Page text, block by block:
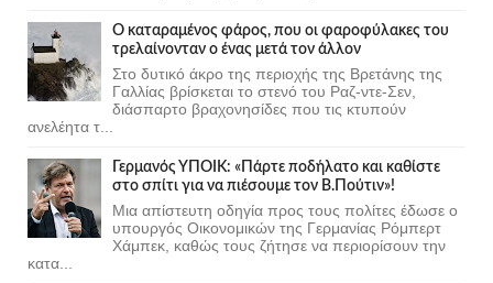
Ο καταραμένος φάρος, που οι φαροφύλακες του
τρελαίνονταν ο ένας μετά τον άλλον
Στο δυτικό άκρο της περιοχής της Βρετάνης της
Γαλλίας βρίσκεται το στενό του Ραζ-ντε-Σεν,
διάσπαρτο βραχονησίδες που τις κτυπούν
ανελέητα τ...
Γερμανός ΥΠΟΙΚ: «Πάρτε ποδήλατο και καθίστε
στο σπίτι για να πιέσουμε τον Β.Πούτιν»!
Μια απίστευτη οδηγία προς τους πολίτες έδωσε ο
υπουργός Οικονομικών της Γερμανίας Ρόμπερτ
Χάμπεκ, καθώς τους ζήτησε να περιορίσουν την
κατα...